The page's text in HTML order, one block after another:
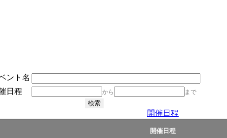
ント名
日程
から まで
開催日程